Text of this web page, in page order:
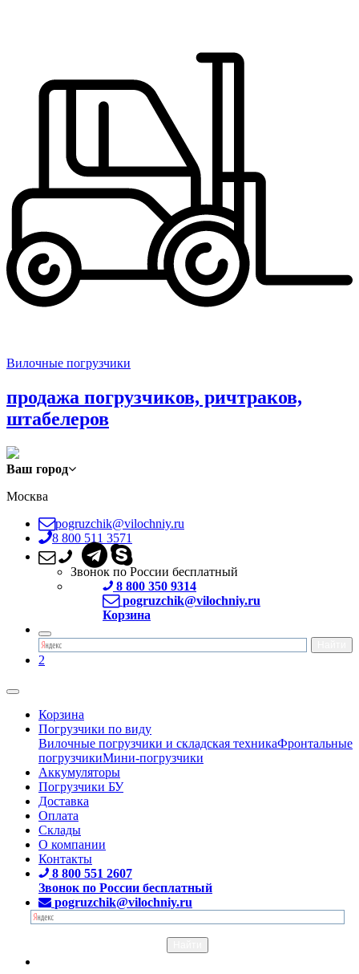
Вилочные погрузчики
продажа погрузчиков, ричтраков,
штабелеров
Ваш город
Москва
pogruzchik@vilochniy.ru
8 800 511 3571
Звонок по России бесплатный
8 800 350 9314
pogruzchik@vilochniy.ru
Корзина
2
Корзина
Погрузчики по виду
Вилочные погрузчики и складская техникаФронтальные
погрузчикиМини-погрузчики
Аккумуляторы
Погрузчики БУ
Доставка
Оплата
Склады
О компании
Контакты
8 800 551 2607
Звонок по России бесплатный
pogruzchik@vilochniy.ru